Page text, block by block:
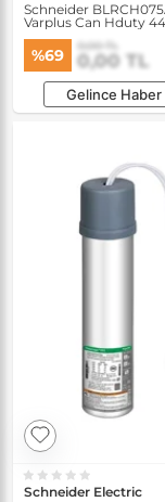
Schneider
Varplus Can Hduty
kVAR 50/60Hz
%69 0,00 TL
0,00 TL
Gelince Haber
Schneider Electric